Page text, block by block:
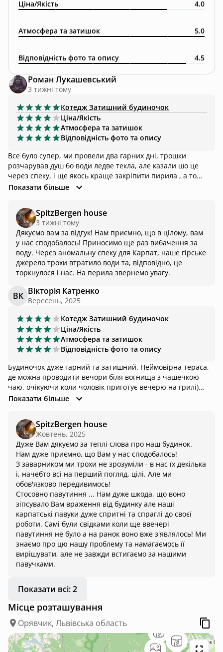
Ціна/Якість 4.0
Атмосфера та затишок 5.0
Відповідність фото та опису 4.5
Роман Лукашевський
3 тижні тому
Котедж Затишний будиночок
Ціна/Якість
Атмосфера та затишок
Відповідність фото та опису
Все було супер, ми провели два гарних дні, трошки
розчарував душ бо води ледве текла, але казали шо це
через спеку, і ще якось краще закріпити пирила , а то
вони дуже якісь ре стабільні
Показати більше
SpitzBergen house
3 тижні тому
Дякуємо вам за відгук! Нам приємно, що в цілому, вам
у нас сподобалось! Приносимо ще раз вибачення за
воду. Через аномальну спеку для Карпат, наше гірське
джерело трохи втратило води та, відповідно, це
торкнулося і нас. На перила звернемо увагу.
ВК Вікторія Катренко
Вересень, 2025
Котедж Затишний будиночок
Ціна/Якість
Атмосфера та затишок
Відповідність фото та опису
Будиночок дуже гарний та затишний. Неймовірна тераса,
де можна проводити вечори біля вогнища з чашечкою
чаю, очікуючи коли чоловік приготує вечерю на грилі)
Проте власникам рекомендую замінити розбитий посуд (а
прибиранню, щоб павутиння не псувало естетики будинку.
Показати більше
SpitzBergen house
Жовтень, 2025
Дуже Вам дякуємо за теплі слова про наш будинок.
Нам дуже приємно, що Вам у нас сподобалось!
З заварником ми трохи не зрозуміли - в нас їх декілька
і, начебто всі на перший погляд, цілі. Але ми
обов'язково передивимось!
Стосовно павутиння ... Нам дуже шкода, що воно
зіпсувало Вам враження від будинку але наші
карпатські павуки дуже спритні та спраглі до своєї
роботи. Самі були свідками коли ще ввечері
павутиння не було а на ранок воно вже з'являлось! Ми
знаємо про цю нашу проблему та намагаємось її
вирішувати, але не завжди встигаємо за нашими
павучками.
Показати всі: 2
Місце розташування
Орявчик, Львівська область